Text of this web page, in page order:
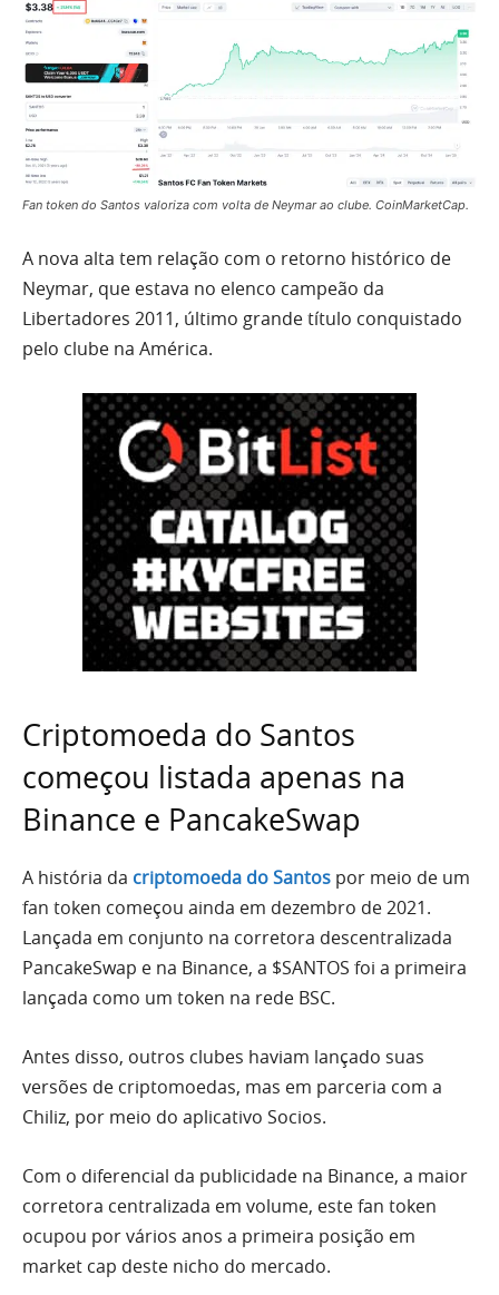
Fan token do Santos valoriza com volta de Neymar ao clube. CoinMarketCap.
A nova alta tem relação com o retorno histórico de
Neymar, que estava no elenco campeão da
Libertadores 2011, último grande título conquistado
pelo clube na América.
Criptomoeda do Santos
começou listada apenas na
Binance e PancakeSwap
A história da criptomoeda do Santos por meio de um
fan token começou ainda em dezembro de 2021.
Lançada em conjunto na corretora descentralizada
PancakeSwap e na Binance, a $SANTOS foi a primeira
lançada como um token na rede BSC.
Antes disso, outros clubes haviam lançado suas
versões de criptomoedas, mas em parceria com a
Chiliz, por meio do aplicativo Socios.
Com o diferencial da publicidade na Binance, a maior
corretora centralizada em volume, este fan token
ocupou por vários anos a primeira posição em
market cap deste nicho do mercado.